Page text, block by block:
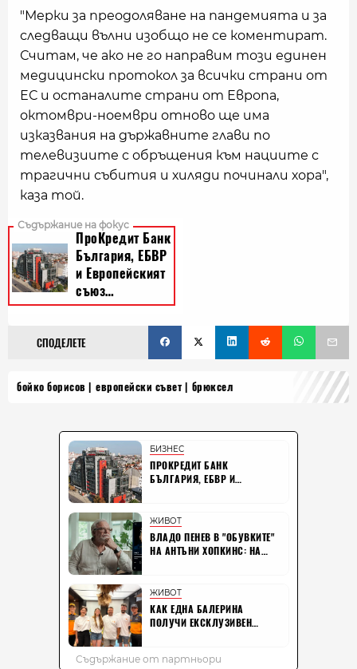
"Мерки за преодоляване на пандемията и за
следващи вълни изобщо не се коментират.
Считам, че ако не го направим този единен
медицински протокол за всички страни от
ЕС и останалите страни от Европа,
октомври-ноември отново ще има
изказвания на държавните глави по
телевизиите с обръщения към нациите с
трагични събития и хиляди починали хора",
каза той.
СПОДЕЛЕТЕ
бойко борисов европейски съвет брюксел